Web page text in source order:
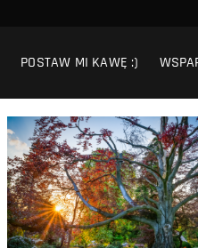
POSTAW MI KAWĘ :)